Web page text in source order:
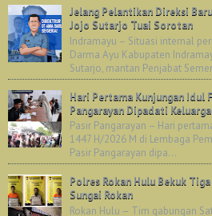
Jelang Pelantikan Direksi
Jojo Sutarjo Tuai Sorotan
Indramayu – Situasi internal
Darma Ayu Kabupaten
Sutarjo, mantan Penjabat
Hari Pertama Kunjungan Idul
Pangarayan Dipadati
Pasir Pangarayan – Hari
1447 H/2026 M di Lembaga
Pasir Pangarayan dipa...
Polres Rokan Hulu Bekuk
Sungai Rokan
Rokan Hulu – Tim gabungan